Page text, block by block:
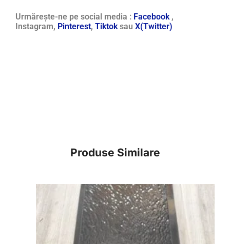
Urmărește-ne pe social media : Facebook ,
Instagram, Pinterest, Tiktok sau X(Twitter)
Produse Similare